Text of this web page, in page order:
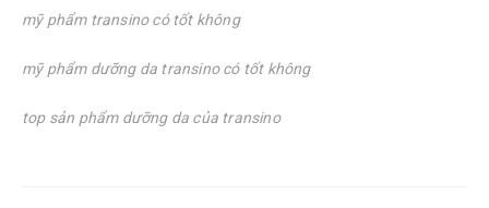
mỹ phẩm transino có tốt không
mỹ phẩm dưỡng da transinocó tốt không
top sản phẩm dưỡng da của transino